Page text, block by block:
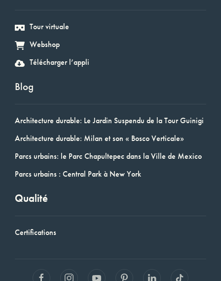
Tour virtuale
Webshop
Télécharger l’appli
Blog
Architecture durable: Le Jardin Suspendu de la Tour Guinigi
Architecture durable: Milan et son « Bosco Verticale»
Parcs urbains: le Parc Chapultepec dans la Ville de Mexico
Parcs urbains : Central Park à New York
Qualité
Certifications